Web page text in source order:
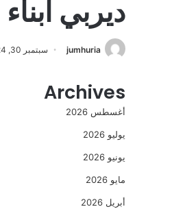
ديربي
jumhuria سبتمبر 30, 2024
Archives
أغسطس 2026
يوليو 2026
يونيو 2026
مايو 2026
أبريل 2026